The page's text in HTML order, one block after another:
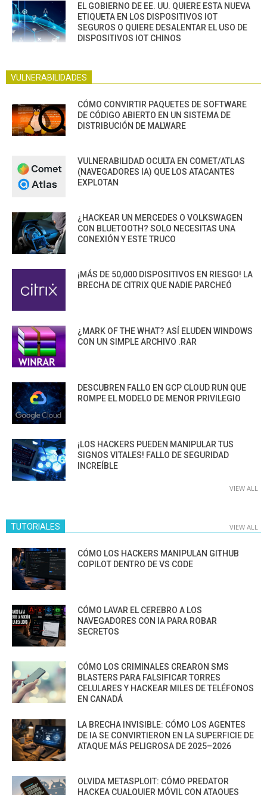
EL GOBIERNO DE EE. UU. QUIERE ESTA NUEVA
ETIQUETA EN LOS DISPOSITIVOS IOT
SEGUROS O QUIERE DESALENTAR EL USO DE
DISPOSITIVOS IOT CHINOS
VULNERABILIDADES
CÓMO CONVIRTIR PAQUETES DE SOFTWARE
DE CÓDIGO ABIERTO EN UN SISTEMA DE
DISTRIBUCIÓN DE MALWARE
VULNERABILIDAD OCULTA EN COMET/ATLAS
(NAVEGADORES IA) QUE LOS ATACANTES
EXPLOTAN
¿HACKEAR UN MERCEDES O VOLKSWAGEN
CON BLUETOOTH? SOLO NECESITAS UNA
CONEXIÓN Y ESTE TRUCO
¡MÁS DE 50,000 DISPOSITIVOS EN RIESGO! LA
BRECHA DE CITRIX QUE NADIE PARCHEÓ
¿MARK OF THE WHAT? ASÍ ELUDEN WINDOWS
CON UN SIMPLE ARCHIVO .RAR
DESCUBREN FALLO EN GCP CLOUD RUN QUE
ROMPE EL MODELO DE MENOR PRIVILEGIO
¡LOS HACKERS PUEDEN MANIPULAR TUS
SIGNOS VITALES! FALLO DE SEGURIDAD
INCREÍBLE
VIEW ALL
TUTORIALES VIEW ALL
CÓMO LOS HACKERS MANIPULAN GITHUB
COPILOT DENTRO DE VS CODE
CÓMO LAVAR EL CEREBRO A LOS
NAVEGADORES CON IA PARA ROBAR
SECRETOS
CÓMO LOS CRIMINALES CREARON SMS
BLASTERS PARA FALSIFICAR TORRES
CELULARES Y HACKEAR MILES DE TELÉFONOS
EN CANADÁ
LA BRECHA INVISIBLE: CÓMO LOS AGENTES
DE IA SE CONVIRTIERON EN LA SUPERFICIE DE
ATAQUE MÁS PELIGROSA DE 2025–2026
OLVIDA METASPLOIT: CÓMO PREDATOR
HACKEA CUALQUIER MÓVIL CON ATAQUES